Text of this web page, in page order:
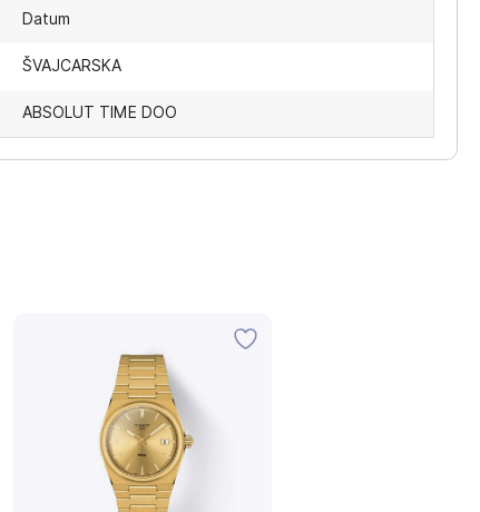
Datum
ŠVAJCARSKA
ABSOLUT TIME DOO